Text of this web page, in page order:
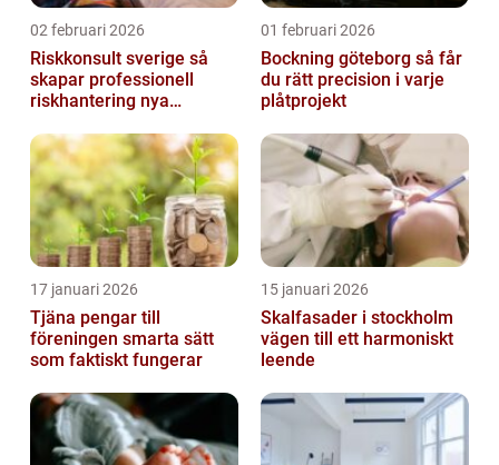
02 februari 2026
Riskkonsult sverige så
skapar professionell
riskhantering nya
01 februari 2026
Bockning göteborg så får
du rätt precision i varje
plåtprojekt
17 januari 2026
Tjäna pengar till
föreningen smarta sätt
som faktiskt fungerar
15 januari 2026
Skalfasader i stockholm
vägen till ett harmoniskt
leende